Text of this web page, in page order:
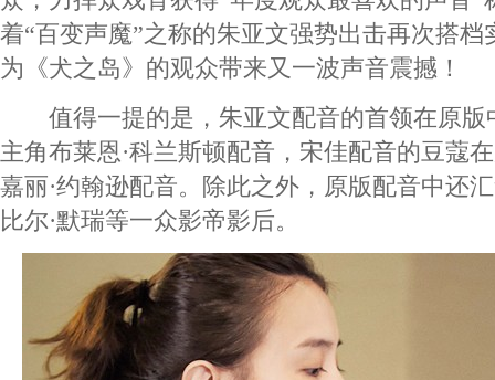
着“百变声魔”之称的朱亚文强势出击再次搭
为《犬之岛》的观众带来又一波声音震撼！
值得一提的是，朱亚文配音的首领在原版
主角布莱恩·科兰斯顿配音，宋佳配音的豆蔻
嘉丽·约翰逊配音。除此之外，原版配音中还
比尔·默瑞等一众影帝影后。